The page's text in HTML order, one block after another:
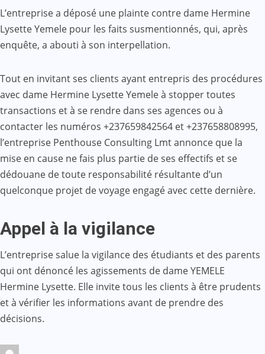
L’entreprise a déposé une plainte contre dame Hermine
Lysette Yemele pour les faits susmentionnés, qui, après
enquête, a abouti à son interpellation.
Tout en invitant ses clients ayant entrepris des procédures
avec dame Hermine Lysette Yemele à stopper toutes
transactions et à se rendre dans ses agences ou à
contacter les numéros +237659842564 et +237658808995,
l’entreprise Penthouse Consulting Lmt annonce que la
mise en cause ne fais plus partie de ses effectifs et se
dédouane de toute responsabilité résultante d’un
quelconque projet de voyage engagé avec cette dernière.
Appel à la vigilance
L’entreprise salue la vigilance des étudiants et des parents
qui ont dénoncé les agissements de dame YEMELE
Hermine Lysette. Elle invite tous les clients à être prudents
et à vérifier les informations avant de prendre des
décisions.